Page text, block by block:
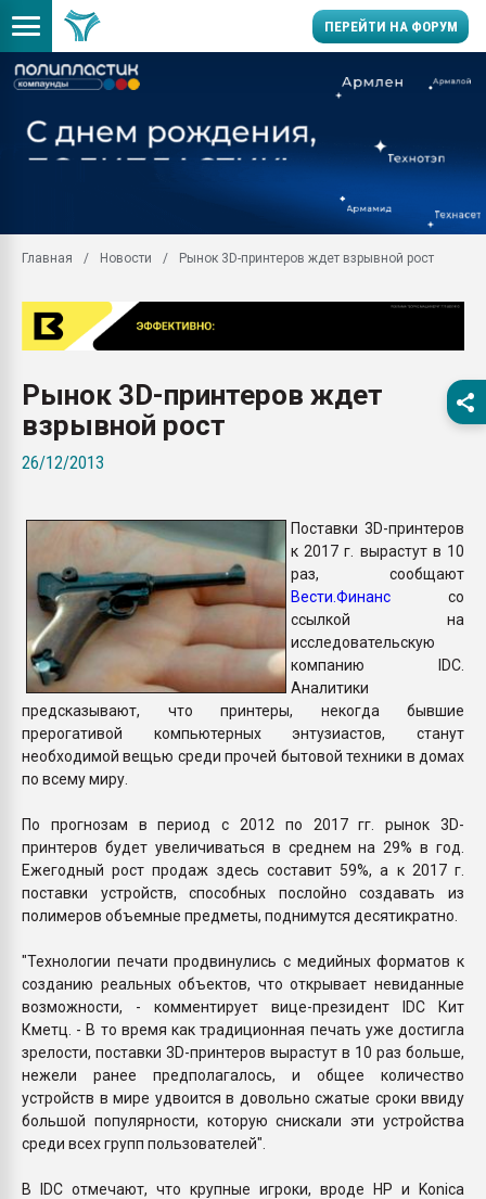
ПЕРЕЙТИ НА ФОРУМ
заводу пластмасс"
Помощь в подборе
Вакуум-формовочные
первый план в
пластмасс
бутылок
ПЕРЕЙТИ НА
Главная Новости Рынок 3D-принтеров ждет взрывной рост
Рынок 3D-принтеров ждет
взрывной рост
26/12/2013
Поставки 3D-принтеров
к 2017 г. вырастут в 10
раз, сообщают
Вести.Финанс со
ссылкой на
исследовательскую
компанию IDC.
Аналитики
предсказывают, что принтеры, некогда бывшие
прерогативой компьютерных энтузиастов, станут
необходимой вещью среди прочей бытовой техники в домах
по всему миру.
По прогнозам в период с 2012 по 2017 гг. рынок 3D-
принтеров будет увеличиваться в среднем на 29% в год.
Ежегодный рост продаж здесь составит 59%, а к 2017 г.
поставки устройств, способных послойно создавать из
полимеров объемные предметы, поднимутся десятикратно.
"Технологии печати продвинулись с медийных форматов к
созданию реальных объектов, что открывает невиданные
возможности, - комментирует вице-президент IDC Кит
Кметц. - В то время как традиционная печать уже достигла
зрелости, поставки 3D-принтеров вырастут в 10 раз больше,
нежели ранее предполагалось, и общее количество
устройств в мире удвоится в довольно сжатые сроки ввиду
большой популярности, которую снискали эти устройства
среди всех групп пользователей".
В IDC отмечают, что крупные игроки, вроде HP и Konica